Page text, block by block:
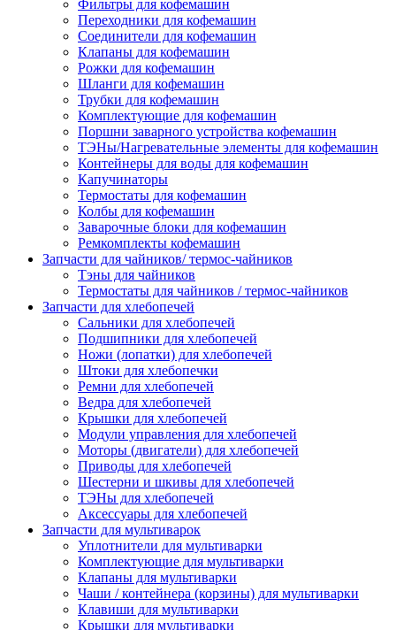
Фильтры для кофемашин
Переходники для кофемашин
Соединители для кофемашин
Клапаны для кофемашин
Рожки для кофемашин
Шланги для кофемашин
Трубки для кофемашин
Комплектующие для кофемашин
Поршни заварного устройства кофемашин
ТЭНы/Нагревательные элементы для кофемашин
Контейнеры для воды для кофемашин
Капучинаторы
Термостаты для кофемашин
Колбы для кофемашин
Заварочные блоки для кофемашин
Ремкомплекты кофемашин
Запчасти для чайников/ термос-чайников
Тэны для чайников
Термостаты для чайников / термос-чайников
Запчасти для хлебопечей
Сальники для хлебопечей
Подшипники для хлебопечей
Ножи (лопатки) для хлебопечей
Штоки для хлебопечки
Ремни для хлебопечей
Ведра для хлебопечей
Крышки для хлебопечей
Модули управления для хлебопечей
Моторы (двигатели) для хлебопечей
Приводы для хлебопечей
Шестерни и шкивы для хлебопечей
ТЭНы для хлебопечей
Аксессуары для хлебопечей
Запчасти для мультиварок
Уплотнители для мультиварки
Комплектующие для мультиварки
Клапаны для мультиварки
Чаши / контейнера (корзины) для мультиварки
Клавиши для мультиварки
Крышки для мультиварки